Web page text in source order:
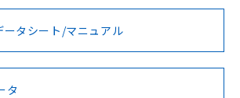
をご利用いただく前に、以下を必ずお読
件
事項・凡例
DNV型式承認
（ノルウェー
BV型式承認
（フランス
KR型式
（韓国
ータシート/マニュアル
タ